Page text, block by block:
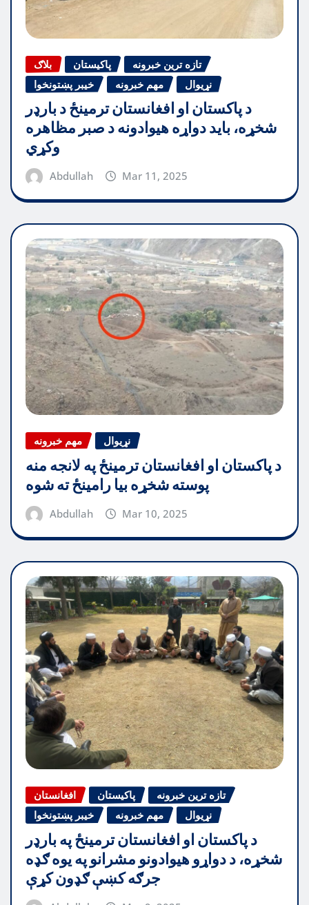
بلاګ پاکیستان
تازه ترین خبرونه
خیبر پښتونخوا
مهم خبرونه نړیوال
د پاکستان او افغانستان ترمینځ د بارډر
شخړه، باید دواړه هیوادونه د صبر مظاهره
وکړي
Abdullah Mar 11, 2025
مهم خبرونه نړیوال
د پاکستان او افغانستان ترمینځ په لانجه منه
پوسته شخړه بیا رامینځ ته شوه
Abdullah Mar 10, 2025
افغانستان پاکیستان
تازه ترین خبرونه
خیبر پښتونخوا
مهم خبرونه نړیوال
د پاکستان او افغانستان ترمینځ په بارډر
شخړه، د دواړو هیوادونو مشرانو په یوه ګډه
جرګه کښې ګډون کړې